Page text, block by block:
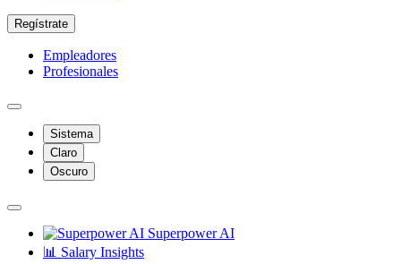
Regístrate
Empleadores
Profesionales
Sistema
Claro
Oscuro
Superpower AI
📊 Salary Insights